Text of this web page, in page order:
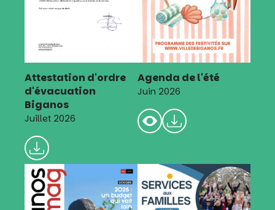
Attestation d'ordre
d'évacuation
Biganos
Juillet 2026
Agenda de l'été
Juin 2026